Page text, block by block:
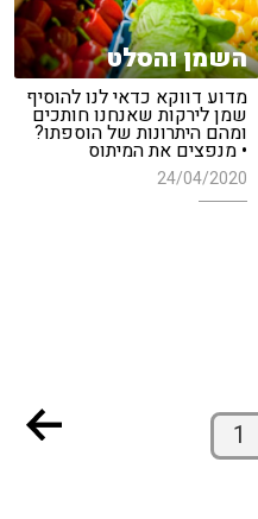
השמן והסלט
מדוע דווקא כדאי לנו להוסיף
שמן לירקות שאנחנו חותכים
ומהם היתרונות של הוספתו?
• מנפצים את המיתוס
24/04/2020